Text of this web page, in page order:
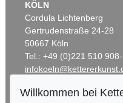
KÖLN
Cordula Lichtenberg
Gertrudenstraße 24-28
50667 Köln
Tel.: +49 (0)221 510
Willkommen bei